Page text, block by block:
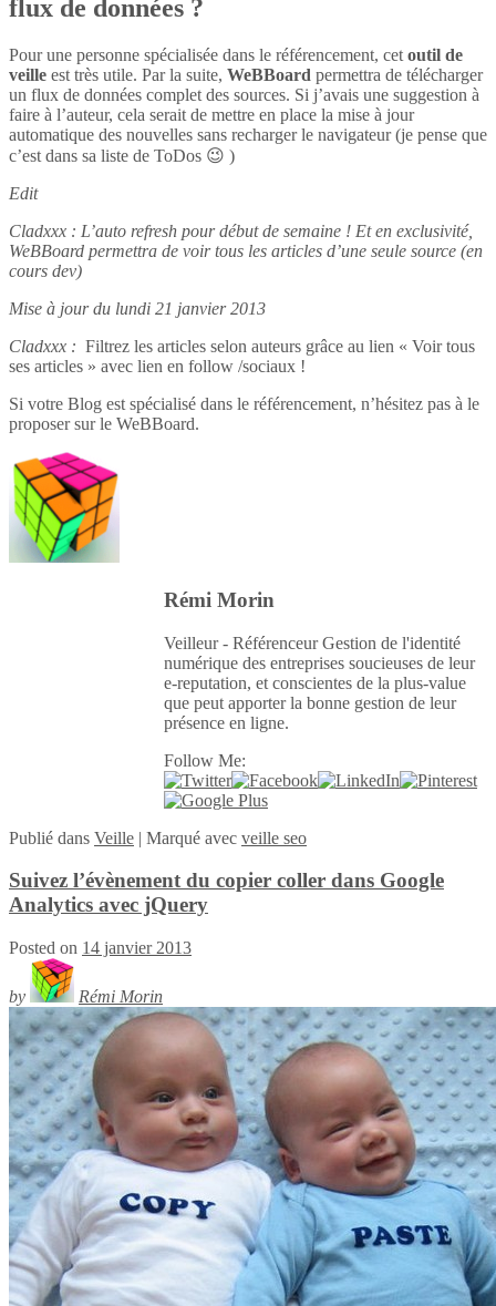
flux de données ?
Pour une personne spécialisée dans le référencement, cet outil de
veille est très utile. Par la suite, WeBBoard permettra de télécharger
un flux de données complet des sources. Si j’avais une suggestion à
faire à l’auteur, cela serait de mettre en place la mise à jour
automatique des nouvelles sans recharger le navigateur (je pense que
c’est dans sa liste de ToDos 😉 )
Edit
Cladxxx : L’auto refresh pour début de semaine ! Et en exclusivité,
WeBBoard permettra de voir tous les articles d’une seule source (en
cours dev)
Mise à jour du lundi 21 janvier 2013
Cladxxx : Filtrez les articles selon auteurs grâce au lien « Voir tous
ses articles » avec lien en follow /sociaux !
Si votre Blog est spécialisé dans le référencement, n’hésitez pas à le
proposer sur le WeBBoard.
Rémi Morin
Veilleur - Référenceur Gestion de l'identité
numérique des entreprises soucieuses de leur
e-reputation, et conscientes de la plus-value
que peut apporter la bonne gestion de leur
présence en ligne.
Follow Me:
Publié dans Veille | Marqué avec veille seo
Suivez l’évènement du copier coller dans Google
Analytics avec jQuery
Posted on 14 janvier 2013
by Rémi Morin